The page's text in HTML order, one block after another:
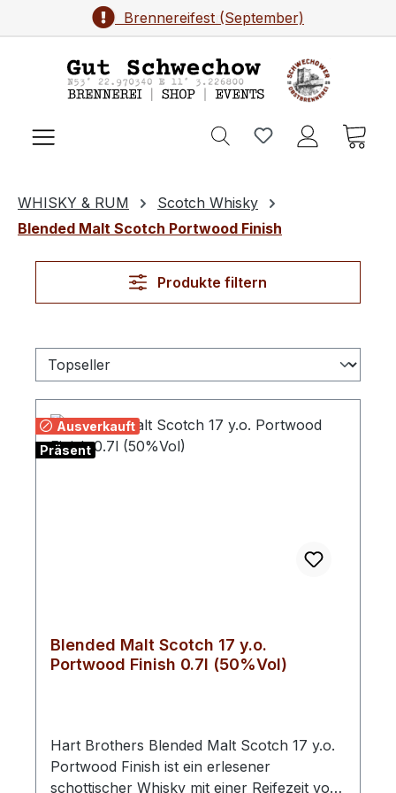
Zum Hauptinhalt springenBrennereifest (September)
WHISKY & RUM
Scotch Whisky
Blended Malt Scotch Portwood Finish
Produkte filtern
Ausverkauft
Präsent
Blended Malt Scotch 17 y.o.
Portwood Finish 0.7l (50%Vol)
Hart Brothers Blended Malt Scotch 17 y.o.
Portwood Finish ist ein erlesener
schottischer Whisky mit einer Reifezeit von